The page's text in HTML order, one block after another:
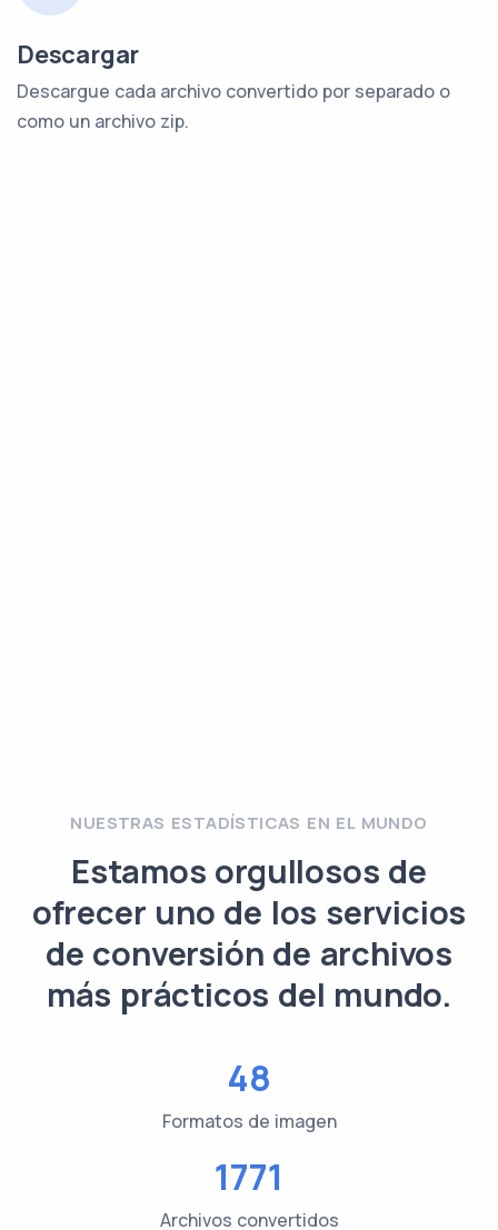
Descargar
Descargue cada archivo convertido por separado o
como un archivo zip.
NUESTRAS ESTADÍSTICAS EN EL MUNDO
Estamos orgullosos de
ofrecer uno de los servicios
de conversión de archivos
más prácticos del mundo.
48
Formatos de imagen
1771
Archivos convertidos